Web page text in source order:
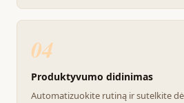
04
Produktyvumo didinimas
Automatizuokite rutiną ir sutelkite